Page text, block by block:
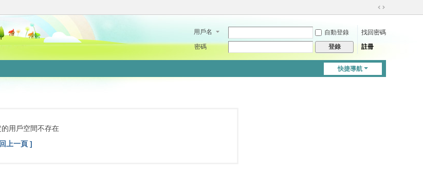
切
到
用戶名 自動登錄
找回密碼
密碼
登錄 註冊
快捷導航
用戶空間不存在
上一頁 ]